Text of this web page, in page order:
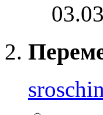
sroschin